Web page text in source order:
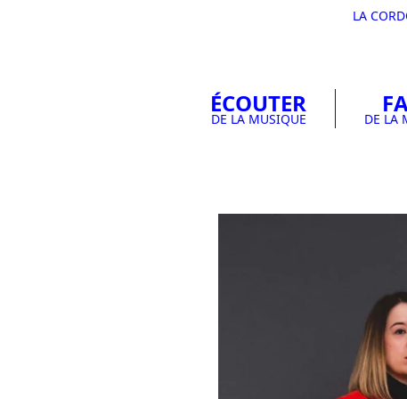
LA
ÉCOUTER
DE LA MUSIQUE DE LA